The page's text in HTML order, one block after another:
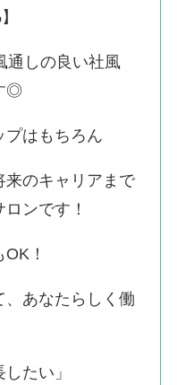
通しの良い社風
◎
プはもちろん
来のキャリアまで
ンです！
！
、あなたらしく働
たい」